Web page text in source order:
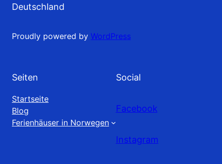
Deutschland
Proudly powered by WordPress
Seiten
Startseite
Blog
Ferienhäuser in Norwegen
Social
Facebook
Instagram